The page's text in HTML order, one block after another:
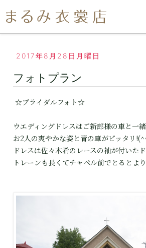
2017年8月28日月曜日
フォトプラン
☆ブライダルフォト☆
ウエディングドレスはご新郎様の車と一
お2人の爽やかな姿と青の車がピッタリ
ドレスは佐々木希のレースの袖が付いたド
トレーンも長くてチャペル前でとるとよ